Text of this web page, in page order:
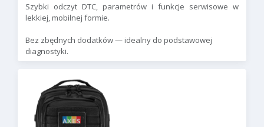
Szybki odczyt DTC, parametrów i funkcje serwisowe w
lekkiej, mobilnej formie.
Bez zbędnych dodatków — idealny do podstawowej
diagnostyki.